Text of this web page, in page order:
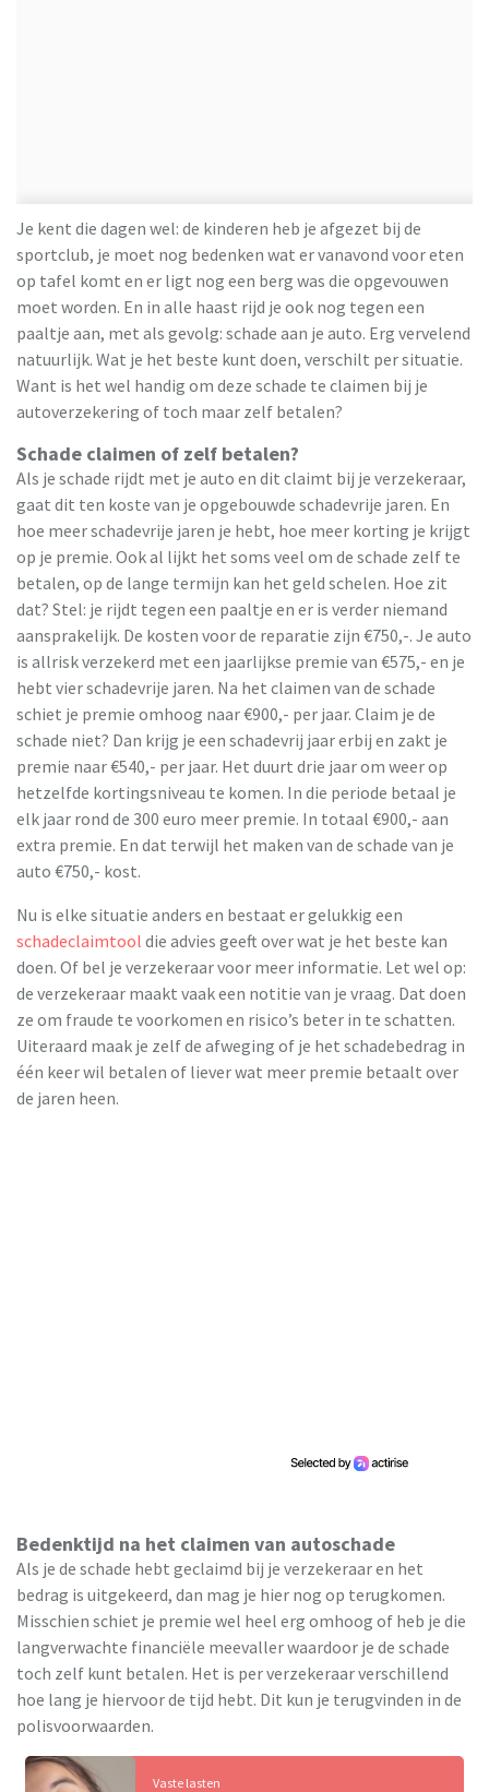
Je kent die dagen wel: de kinderen heb je afgezet bij de
sportclub, je moet nog bedenken wat er vanavond voor eten
op tafel komt en er ligt nog een berg was die opgevouwen
moet worden. En in alle haast rijd je ook nog tegen een
paaltje aan, met als gevolg: schade aan je auto. Erg vervelend
natuurlijk. Wat je het beste kunt doen, verschilt per situatie.
Want is het wel handig om deze schade te claimen bij je
autoverzekering of toch maar zelf betalen?
Schade claimen of zelf betalen?
Als je schade rijdt met je auto en dit claimt bij je verzekeraar,
gaat dit ten koste van je opgebouwde schadevrije jaren. En
hoe meer schadevrije jaren je hebt, hoe meer korting je krijgt
op je premie. Ook al lijkt het soms veel om de schade zelf te
betalen, op de lange termijn kan het geld schelen. Hoe zit
dat? Stel: je rijdt tegen een paaltje en er is verder niemand
aansprakelijk. De kosten voor de reparatie zijn €750,-. Je auto
is allrisk verzekerd met een jaarlijkse premie van €575,- en je
hebt vier schadevrije jaren. Na het claimen van de schade
schiet je premie omhoog naar €900,- per jaar. Claim je de
schade niet? Dan krijg je een schadevrij jaar erbij en zakt je
premie naar €540,- per jaar. Het duurt drie jaar om weer op
hetzelfde kortingsniveau te komen. In die periode betaal je
elk jaar rond de 300 euro meer premie. In totaal €900,- aan
extra premie. En dat terwijl het maken van de schade van je
auto €750,- kost.
Nu is elke situatie anders en bestaat er gelukkig een
schadeclaimtool die advies geeft over wat je het beste kan
doen. Of bel je verzekeraar voor meer informatie. Let wel op:
de verzekeraar maakt vaak een notitie van je vraag. Dat doen
ze om fraude te voorkomen en risico’s beter in te schatten.
Uiteraard maak je zelf de afweging of je het schadebedrag in
één keer wil betalen of liever wat meer premie betaalt over
de jaren heen.
Bedenktijd na het claimen van autoschade
Als je de schade hebt geclaimd bij je verzekeraar en het
bedrag is uitgekeerd, dan mag je hier nog op terugkomen.
Misschien schiet je premie wel heel erg omhoog of heb je die
langverwachte financiële meevaller waardoor je de schade
toch zelf kunt betalen. Het is per verzekeraar verschillend
hoe lang je hiervoor de tijd hebt. Dit kun je terugvinden in de
polisvoorwaarden.
Vaste lasten